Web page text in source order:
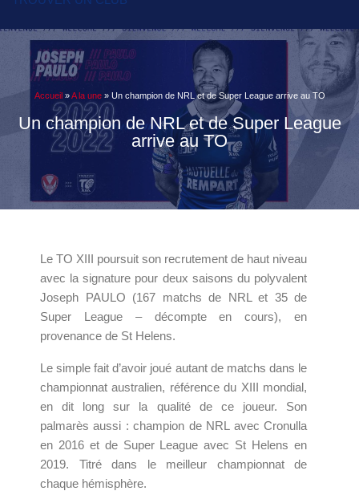
Accueil»A la une» Un champion de NRL et de Super League arrive au TO
Un champion de NRL et de Super League
arrive au TO
Le TO XIII poursuit son recrutement de haut niveau
avec la signature pour deux saisons du polyvalent
Joseph PAULO (167 matchs de NRL et 35 de
Super League – décompte en cours), en
provenance de St Helens.
Le simple fait d’avoir joué autant de matchs dans le
championnat australien, référence du XIII mondial,
en dit long sur la qualité de ce joueur. Son
palmarès aussi : champion de NRL avec Cronulla
en 2016 et de Super League avec St Helens en
2019. Titré dans le meilleur championnat de
chaque hémisphère.